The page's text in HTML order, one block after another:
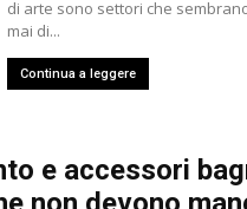
di arte sono settori che
mai di...
Continua a leggere
e accessori